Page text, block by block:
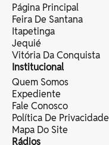
Página Principal
Feira De Santana
Itapetinga
Jequié
Vitória Da Conquista
Institucional
Quem Somos
Expediente
Fale Conosco
Política De Privacidade
Mapa Do Site
Rádios